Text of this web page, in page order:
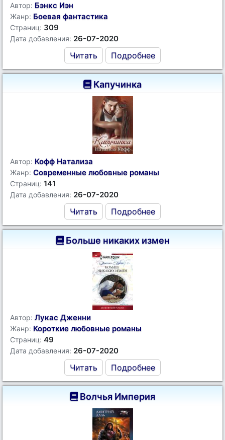
Автор: Бэнкс Иэн
Жанр: Боевая фантастика
Страниц: 309
Дата добавления: 26-07-2020
Читать Подробнее
Капучинка
Автор: Кофф Натализа
Жанр: Современные любовные романы
Страниц: 141
Дата добавления: 26-07-2020
Читать Подробнее
Больше никаких измен
Автор: Лукас Дженни
Жанр: Короткие любовные романы
Страниц: 49
Дата добавления: 26-07-2020
Читать Подробнее
Волчья Империя